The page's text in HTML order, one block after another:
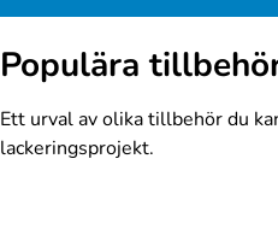
Populära
Ett urval av olika tillbehör du
lackeringsprojekt.